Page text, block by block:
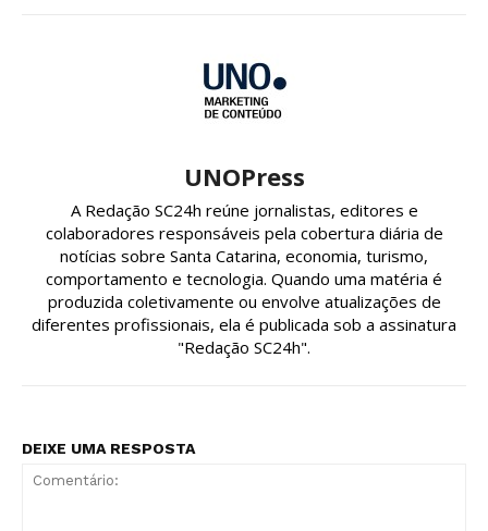
UNOPress
A Redação SC24h reúne jornalistas, editores e
colaboradores responsáveis pela cobertura diária de
notícias sobre Santa Catarina, economia, turismo,
comportamento e tecnologia. Quando uma matéria é
produzida coletivamente ou envolve atualizações de
diferentes profissionais, ela é publicada sob a assinatura
"Redação SC24h".
DEIXE UMA RESPOSTA